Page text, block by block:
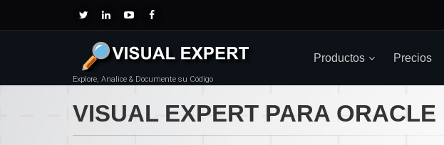
Explore, Analice & Documente su Código
Productos Precios
VISUAL EXPERT PARA ORACLE